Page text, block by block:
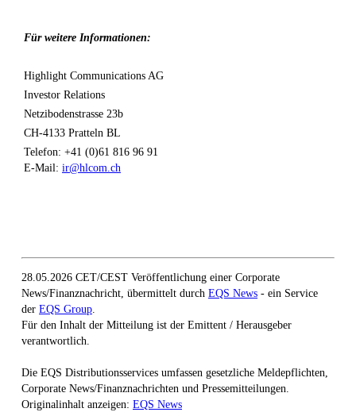
Für weitere Informationen:
Highlight Communications AG
Investor Relations
Netzibodenstrasse 23b
CH-4133 Pratteln BL
Telefon: +41 (0)61 816 96 91
E-Mail: ir@hlcom.ch
28.05.2026 CET/CEST Veröffentlichung einer Corporate
News/Finanznachricht, übermittelt durch EQS News - ein Service
der EQS Group
Für den Inhalt der Mitteilung ist der Emittent / Herausgeber
verantwortlich.
Die EQS Distributionsservices umfassen gesetzliche Meldepflichten,
Corporate News/Finanznachrichten und Pressemitteilungen.
Originalinhalt anzeigen: EQS News